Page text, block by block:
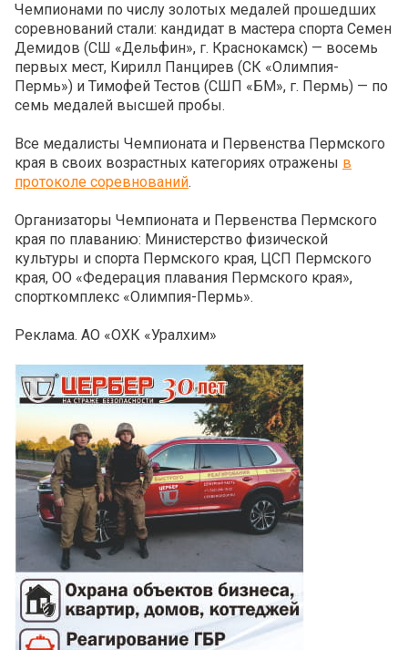
Чемпионами по числу золотых медалей прошедших
соревнований стали: кандидат в мастера спорта Семен
Демидов (СШ «Дельфин», г. Краснокамск) — восемь
первых мест, Кирилл Панцирев (СК «Олимпия-
Пермь») и Тимофей Тестов (СШП «БМ», г. Пермь) — по
семь медалей высшей пробы.
Все медалисты Чемпионата и Первенства Пермского
края в своих возрастных категориях отражены в
протоколе соревнований.
Организаторы Чемпионата и Первенства Пермского
края по плаванию: Министерство физической
культуры и спорта Пермского края, ЦСП Пермского
края, ОО «Федерация плавания Пермского края»,
спорткомплекс «Олимпия-Пермь».
Реклама. АО «ОХК «Уралхим»